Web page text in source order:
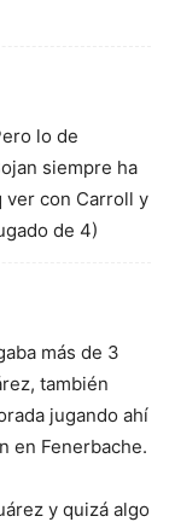
lo de
siempre ha
ver con Carroll y
de 4)
más de 3
también
jugando ahí
en Fenerbache.
y quizá algo